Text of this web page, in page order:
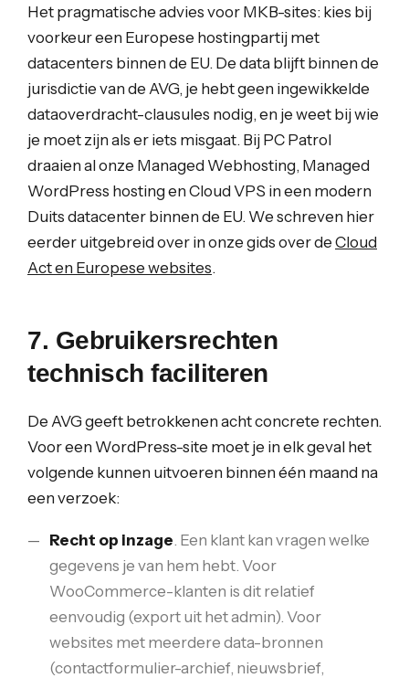
Het pragmatische advies voor MKB-sites: kies bij
voorkeur een Europese hostingpartij met
datacenters binnen de EU. De data blijft binnen de
jurisdictie van de AVG, je hebt geen ingewikkelde
dataoverdracht-clausules nodig, en je weet bij wie
je moet zijn als er iets misgaat. Bij PC Patrol
draaien al onze Managed Webhosting, Managed
WordPress hosting en Cloud VPS in een modern
Duits datacenter binnen de EU. We schreven hier
eerder uitgebreid over in onze gids over de Cloud
Act en Europese websites.
7. Gebruikersrechten
technisch faciliteren
De AVG geeft betrokkenen acht concrete rechten.
Voor een WordPress-site moet je in elk geval het
volgende kunnen uitvoeren binnen één maand na
een verzoek:
Recht op inzage. Een klant kan vragen welke
gegevens je van hem hebt. Voor
WooCommerce-klanten is dit relatief
eenvoudig (export uit het admin). Voor
websites met meerdere data-bronnen
(contactformulier-archief, nieuwsbrief,